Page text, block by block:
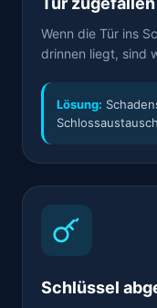
Wenn die Tür ins
drinnen liegt, sind
Lösung:
Schlüssel